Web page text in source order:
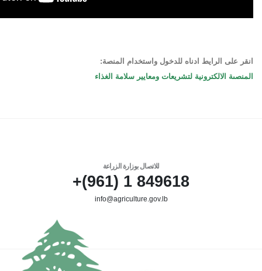
انقر على الرايط ادناه للدخول واستخدام المنصة:
المنصىة الالكترونية لتشريعات ومعايير سلامة الغذاء
للاتصال بوزارة الزراعة
849618 1 (961)+
info@agriculture.gov.lb